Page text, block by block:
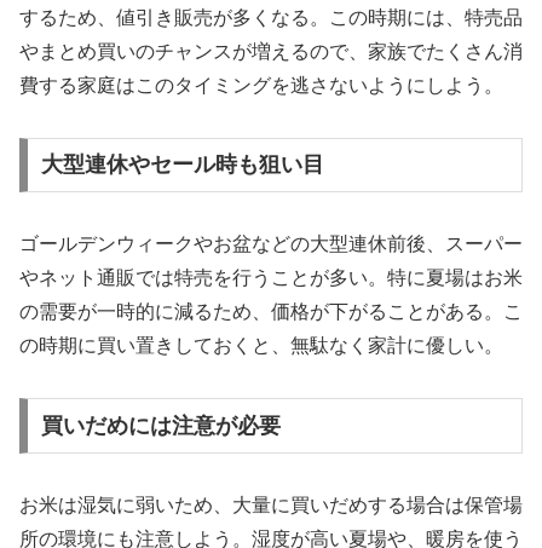
するため、値引き販売が多くなる。この時期には、特売品
やまとめ買いのチャンスが増えるので、家族でたくさん消
費する家庭はこのタイミングを逃さないようにしよう。
大型連休やセール時も狙い目
ゴールデンウィークやお盆などの大型連休前後、スーパー
やネット通販では特売を行うことが多い。特に夏場はお米
の需要が一時的に減るため、価格が下がることがある。こ
の時期に買い置きしておくと、無駄なく家計に優しい。
買いだめには注意が必要
お米は湿気に弱いため、大量に買いだめする場合は保管場
所の環境にも注意しよう。湿度が高い夏場や、暖房を使う